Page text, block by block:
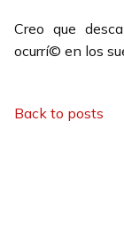
Creo que
ocurrí© en los
Back to posts